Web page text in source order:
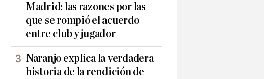
Madrid: las razones por las
que se rompió el acuerdo
entre club y jugador
Naranjo explica la verdadera
historia de la rendición de